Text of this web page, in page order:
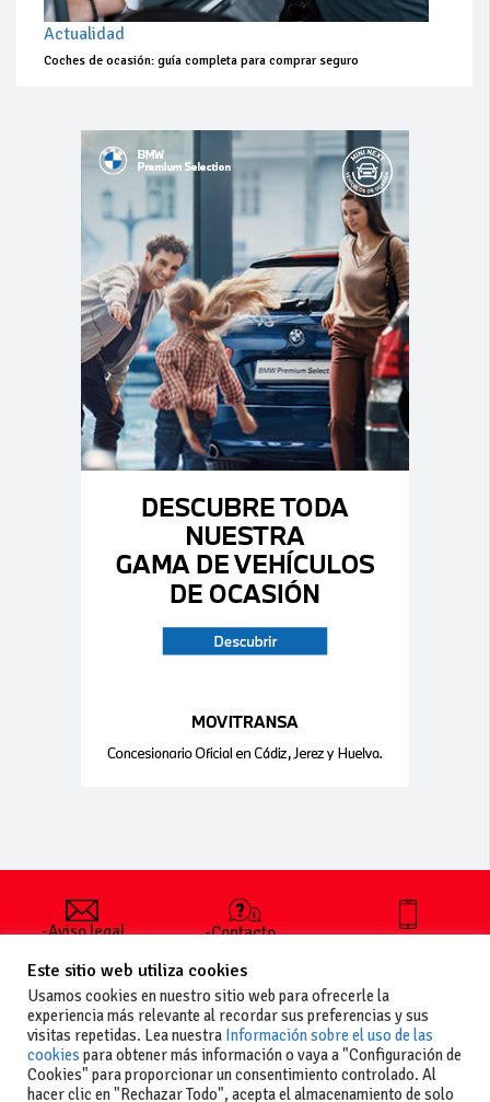
Actualidad
Coches de ocasión: guía completa para comprar seguro
-Aviso legal
generales
de uso
-Política de
privacidad
-Política de
cookies
-Contacto
publicar un
anuncio
-Vende+
+34 627 35
Este sitio web utiliza cookies
Usamos cookies en nuestro sitio web para ofrecerle la
experiencia más relevante al recordar sus preferencias y sus
visitas repetidas. Lea nuestra Información sobre el uso de las
cookies para obtener más información o vaya a "Configuración de
Cookies" para proporcionar un consentimiento controlado. Al
hacer clic en "Rechazar Todo", acepta el almacenamiento de solo